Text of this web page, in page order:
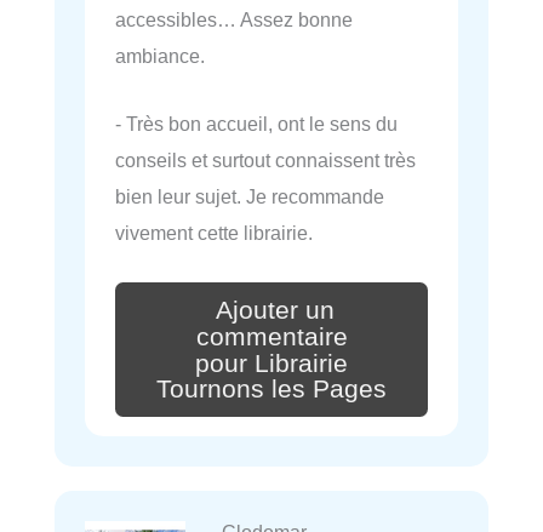
accessibles… Assez bonne
ambiance.
- Très bon accueil, ont le sens du
conseils et surtout connaissent très
bien leur sujet. Je recommande
vivement cette librairie.
Ajouter un
commentaire
pour Librairie
Tournons les Pages